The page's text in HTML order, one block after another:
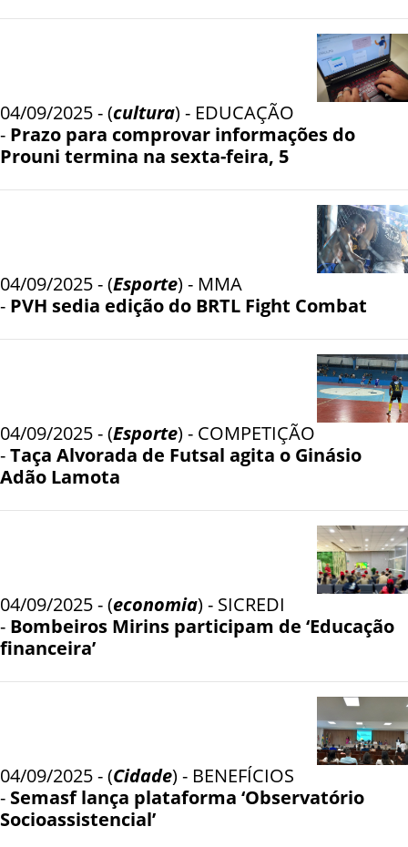
04/09/2025 - (cultura) - EDUCAÇÃO
- Prazo para comprovar informações do
Prouni termina na sexta-feira, 5
04/09/2025 - (Esporte) - MMA
- PVH sedia edição do BRTL Fight Combat
04/09/2025 - (Esporte) - COMPETIÇÃO
-Taça Alvorada de Futsal agita o Ginásio
Adão Lamota
04/09/2025 - (economia) - SICREDI
- Bombeiros Mirins participam de ‘Educação
financeira’
04/09/2025 - (Cidade) - BENEFÍCIOS
- Semasf lança plataforma ‘Observatório
Socioassistencial’